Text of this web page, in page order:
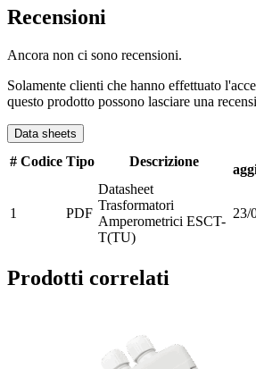
Recensioni
Ancora non ci sono recensioni.
Solamente clienti che hanno effettuato
questo prodotto possono lasciare una
Data sheets
# Codice Tipo Descrizione
1 PDF
Datasheet
Trasformatori
Amperometrici ESCT-
T(TU)
23/
Prodotti correlati